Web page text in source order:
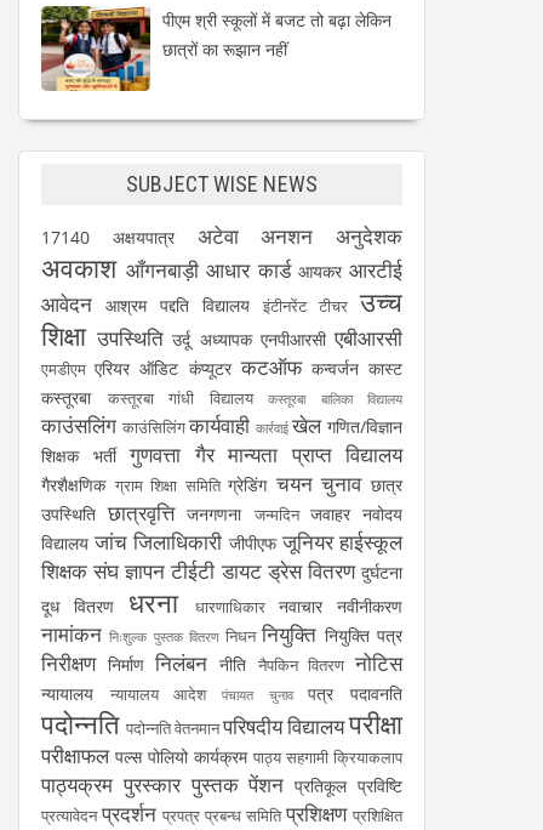
पीएम श्री स्कूलों में बजट तो बढ़ा लेकिन
छात्रों का रूझान नहीं
SUBJECT WISE NEWS
17140 अक्षयपात्र अटेवा अनशन अनुदेशक
अवकाश आँगनबाड़ी आधार कार्ड आयकर आरटीई
आवेदन आश्रम पद्दति विद्यालय इंटीनरेंट टीचर उच्च
शिक्षा उपस्थिति उर्दू अध्यापक एनपीआरसी एबीआरसी
एमडीएम एरियर ऑडिट कंप्यूटर कटऑफ कन्वर्जन कास्ट
कस्तूरबा
कस्तूरबा गांधी विद्यालय कस्तूरबा बालिका विद्यालय
काउंसलिंग काउंसिलिंग कार्यवाही कार्रवाई खेल गणित/विज्ञान
शिक्षक भर्ती
गुणवत्ता गैर मान्यता प्राप्त विद्यालय
गैरशैक्षणिक ग्राम शिक्षा समिति ग्रेडिंग चयन चुनाव छात्र
उपस्थिति छात्रवृत्ति जनगणना जन्मदिन जवाहर नवोदय
विद्यालय जांच जिलाधिकारी जीपीएफ जूनियर हाईस्कूल
शिक्षक संघ ज्ञापन टीईटी डायट ड्रेस वितरण दुर्घटना
दूध वितरण
धरना धारणाधिकार नवाचार नवीनीकरण
नामांकन निःशुल्क पुस्तक वितरण निधन नियुक्ति नियुक्ति पत्र
निरीक्षण निर्माण निलंबन नीति नैपकिन वितरण नोटिस
न्यायालय न्यायालय आदेश पंचायत चुनाव पत्र पदावनति
पदोन्नति पदोन्नति वेतनमानपरिषदीय विद्यालयपरीक्षा
परीक्षाफल पल्स पोलियो कार्यक्रम पाठ्य सहगामी क्रियाकलाप
पाठ्यक्रम पुरस्कार पुस्तक पेंशन प्रतिकूल प्रविष्टि
प्रत्यावेदन प्रदर्शन प्रपत्र प्रबन्ध समिति प्रशिक्षण प्रशिक्षित